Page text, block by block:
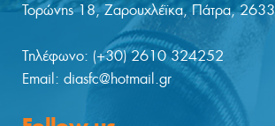
Τορώνης 18, Ζαρουχλέϊκα, Πάτρα,
Tηλέφωνο: (+30) 2610 324252
Email: diasfc@hotmail.gr